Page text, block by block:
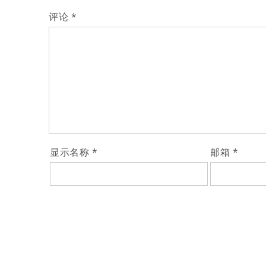
评论 *
显示名称 * 邮箱 *